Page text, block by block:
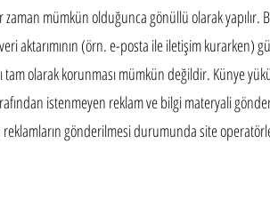
mümkün olduğunca gönüllü olarak yapılır.
aktarımının (örn. e-posta ile iletişim kurarken)
tam olarak korunması mümkün değildir. Künye
istenmeyen reklam ve bilgi materyali
gönderilmesi durumunda site